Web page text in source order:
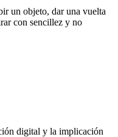
un objeto, dar una vuelta
con sencillez y no
digital y la implicación